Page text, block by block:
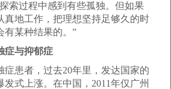
索过程中感到有些孤独。但如果
真地工作，把理想坚持足够久的时
有某种结果的。”
症与抑郁症
症患者，过去20年里，发达国家的
式上涨。在中国，2011年仅广州